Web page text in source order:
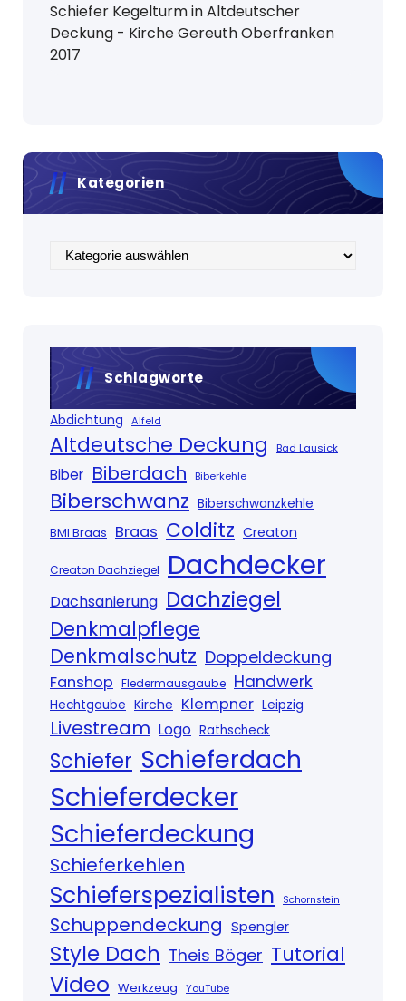
Schiefer Kegelturm in Altdeutscher
Deckung - Kirche Gereuth Oberfranken
2017
Kategorien
Kategorien
Schlagworte
Abdichtung Alfeld
Altdeutsche Deckung Bad Lausick
Biber Biberdach Biberkehle
Biberschwanz Biberschwanzkehle
BMI Braas Braas Colditz Creaton
Creaton Dachziegel Dachdecker
Dachsanierung Dachziegel
Denkmalpflege
Denkmalschutz Doppeldeckung
Fanshop Fledermausgaube Handwerk
Hechtgaube Kirche Klempner Leipzig
Livestream Logo Rathscheck
Schiefer Schieferdach
Schieferdecker
Schieferdeckung
Schieferkehlen
Schieferspezialisten Schornstein
Schuppendeckung Spengler
Style Dach Theis Böger Tutorial
Video Werkzeug YouTube